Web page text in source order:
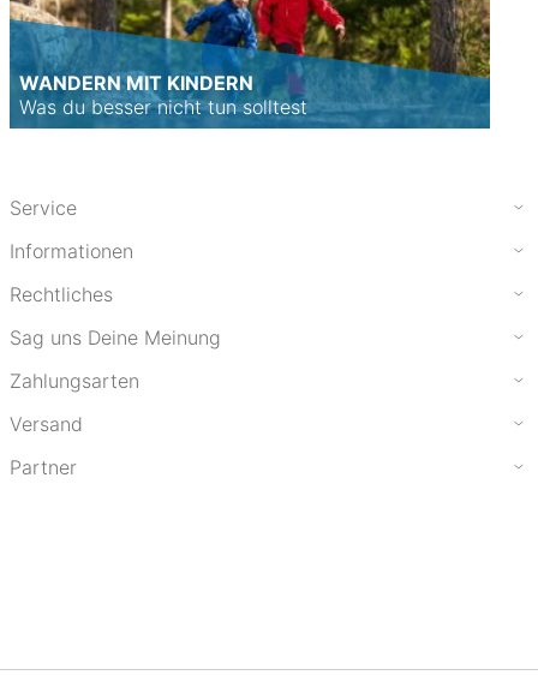
WANDERN MIT KINDERN
Was du besser nicht tun solltest
Service
Informationen
Rechtliches
Sag uns Deine Meinung
Zahlungsarten
Versand
Partner